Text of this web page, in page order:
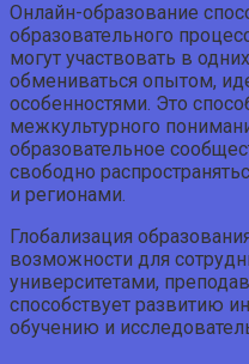
Онлайн-образование
образовательного
могут участвовать в
обмениваться опытом,
особенностями. Это
межкультурного
образовательное
свободно
и регионами.
Глобализация
возможности для
университетами,
способствует развитию
обучению и